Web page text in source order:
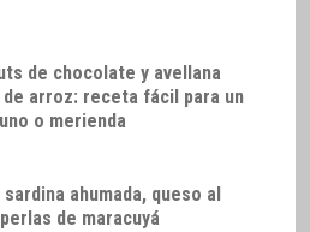
de chocolate y avellana
de arroz: receta fácil para un
o merienda
sardina ahumada, queso al
de maracuyá